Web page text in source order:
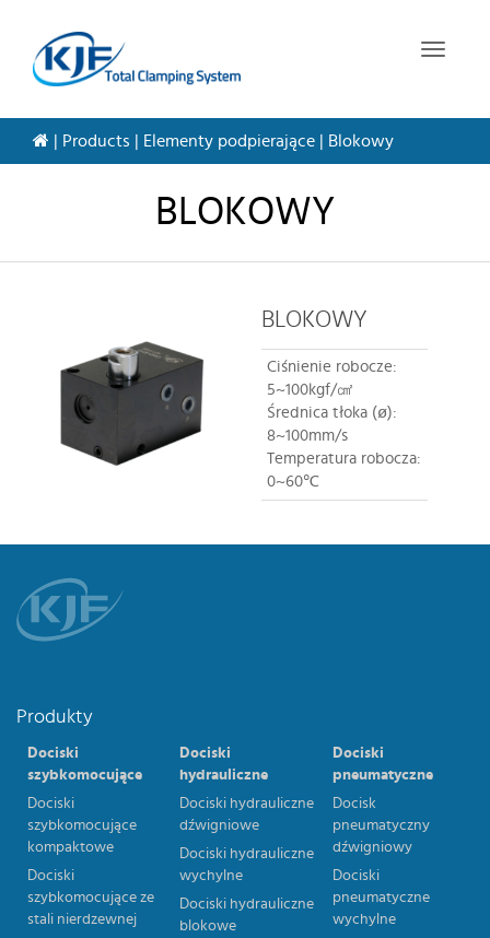
T
Products Elementy podpierające Blokowy
BLOKOWY
BLOKOWY
Ciśnienie robocze:
5~100kgf/㎠
Średnica tłoka (ø):
8~100mm/s
Temperatura robocza:
0~60℃
Produkty
Dociski
szybkomocujące
Dociski
szybkomocujące
kompaktowe
Dociski
szybkomocujące ze
stali nierdzewnej
Dociski
hydrauliczne
Dociski hydrauliczne
dźwigniowe
Dociski hydrauliczne
wychylne
Dociski hydrauliczne
blokowe
Dociski
pneumatyczne
Docisk
pneumatyczny
dźwigniowy
Dociski
pneumatyczne
wychylne